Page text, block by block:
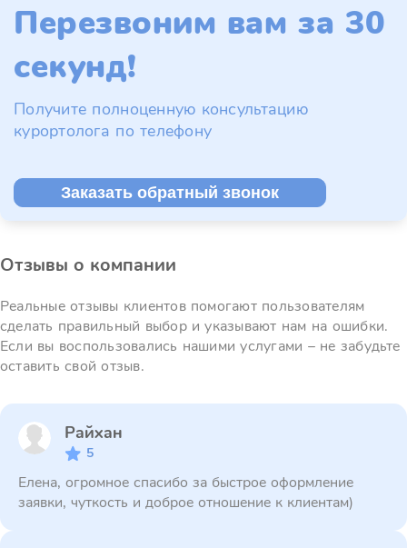
Перезвоним вам за 30
секунд!
Получите полноценную консультацию
курортолога по телефону
Заказать обратный звонок
Отзывы о компании
Реальные отзывы клиентов помогают пользователям
сделать правильный выбор и указывают нам на ошибки.
Если вы воспользовались нашими услугами – не забудьте
оставить свой отзыв.
Райхан
5
Елена, огромное спасибо за быстрое оформление
заявки, чуткость и доброе отношение к клиентам)